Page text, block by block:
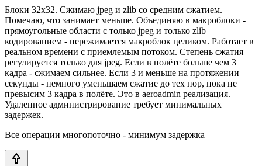
Блоки 32х32. Сжимаю jpeg и zlib со средним сжатием.
Помечаю, что занимает меньше. Объединяю в макроблоки -
прямоугольные области с только jpeg и только zlib
кодированием - пережимается макроблок целиком. Работает в
реальном времени с приемлемым потоком. Степень сжатия
регулируется только для jpeg. Если в полёте больше чем 3
кадра - сжимаем сильнее. Если 3 и меньше на протяжении
секунды - немного уменьшаем сжатие до тех пор, пока не
превысим 3 кадра в полёте. Это в aeroadmin реализация.
Удаленное администрирование требует минимальных
задержек.
Все операции многопоточно - минимум задержка